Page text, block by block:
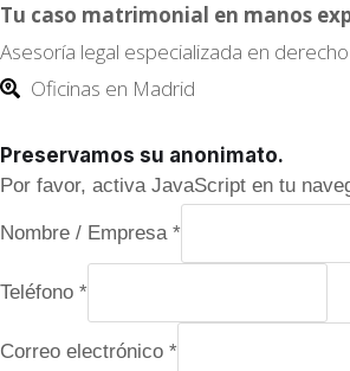
Tu caso matrimonial en manos
Asesoría legal especializada en
Oficinas en Madrid
Preservamos su anonimato.
Por favor, activa JavaScript en tu
Nombre / Empresa *
Teléfono *
C
Correo electrónico *